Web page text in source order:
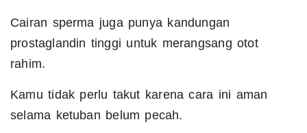
Cairan sperma juga punya kandungan
prostaglandin tinggi untuk merangsang otot
rahim.
Kamu tidak perlu takut karena cara ini aman
selama ketuban belum pecah.